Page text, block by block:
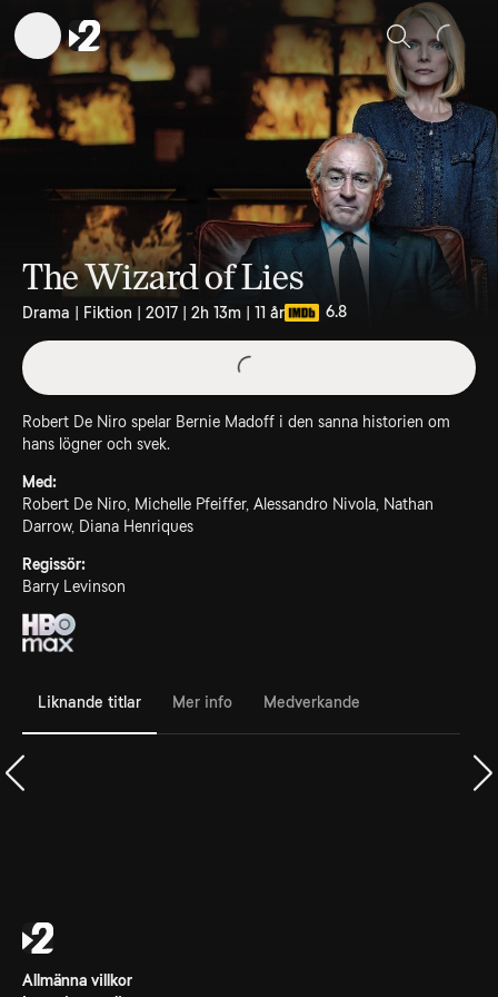
Sök
The Wizard of Lies
Drama | Fiktion | 2017 | 2h 13m | 11 år 6.8
Robert De Niro spelar Bernie Madoff i den sanna historien om
hans lögner och svek.
Med:
Robert De Niro, Michelle Pfeiffer, Alessandro Nivola, Nathan
Darrow, Diana Henriques
Regissör:
Barry Levinson
Liknande titlar Mer info Medverkande
Allmänna villkor